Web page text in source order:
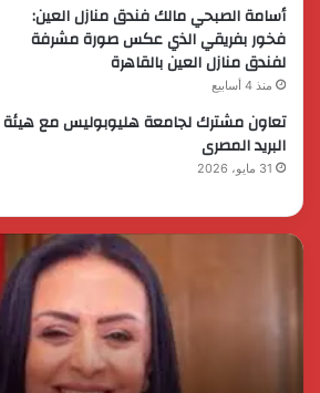
أسامة الصبحي مالك فندق منازل العين:
فخور بفريقي الذي عكس صورة مشرفة
لفندق منازل العين بالقاهرة
منذ 4 أسابيع
تعاون مشترك لجامعة هليوبوليس مع هيئة
البريد المصرى
31 مايو، 2026
رئيس